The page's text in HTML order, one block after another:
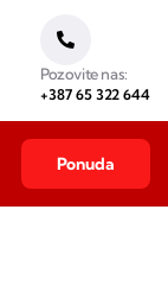
Pozovite nas:
+387 65 322 644
Ponuda